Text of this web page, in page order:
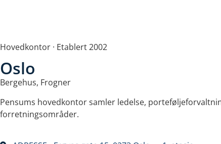
Hovedkontor · Etablert 2002
Oslo
Bergehus, Frogner
Pensums hovedkontor samler ledelse,
forretningsområder.